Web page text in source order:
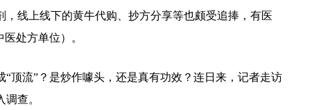
线上线下的黄牛代购、抄方分享等也颇受追捧，有医
处方单位）。
顶流”？是炒作噱头，还是真有功效？连日来，记者走访
查。